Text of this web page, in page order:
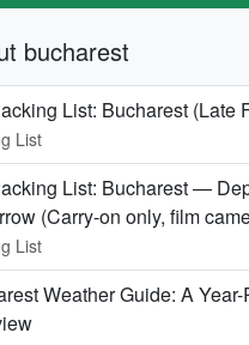
bucharest
List: Bucharest (Late
List
List: Bucharest —
(Carry-on only, film
List
Weather Guide: A